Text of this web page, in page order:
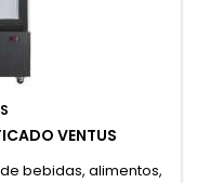
VENTUS
bebidas, alimentos,